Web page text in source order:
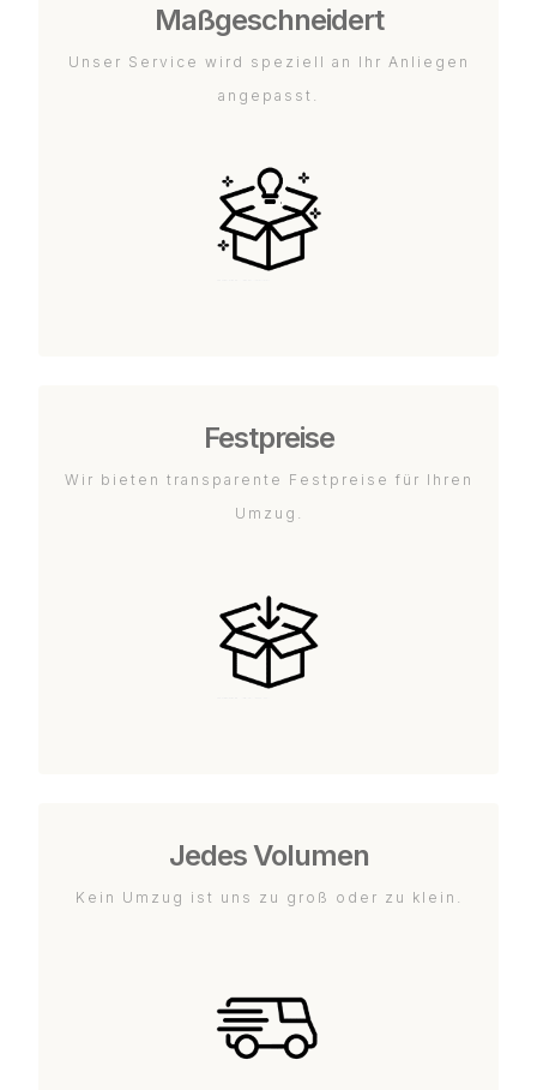
Maßgeschneidert
Unser Service wird speziell an Ihr Anliegen
angepasst.
Festpreise
Wir bieten transparente Festpreise für Ihren
Umzug.
Jedes Volumen
Kein Umzug ist uns zu groß oder zu klein.